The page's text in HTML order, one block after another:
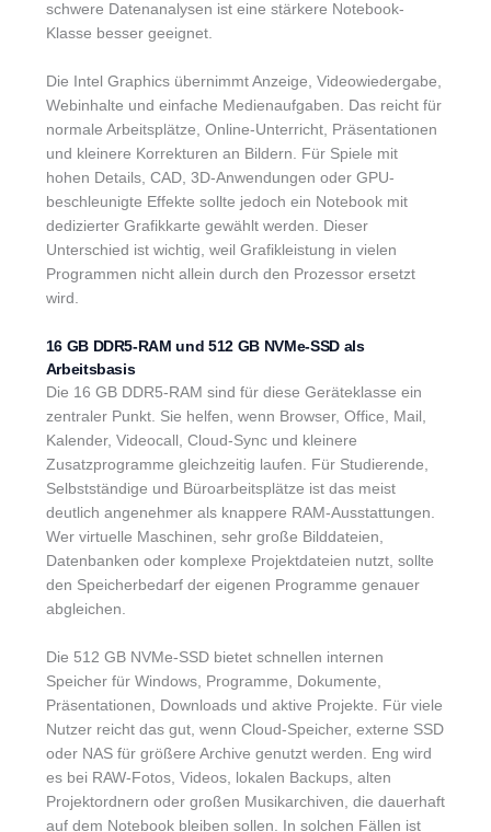
schwere Datenanalysen ist eine stärkere Notebook-
Klasse besser geeignet.
Die Intel Graphics übernimmt Anzeige, Videowiedergabe,
Webinhalte und einfache Medienaufgaben. Das reicht für
normale Arbeitsplätze, Online-Unterricht, Präsentationen
und kleinere Korrekturen an Bildern. Für Spiele mit
hohen Details, CAD, 3D-Anwendungen oder GPU-
beschleunigte Effekte sollte jedoch ein Notebook mit
dedizierter Grafikkarte gewählt werden. Dieser
Unterschied ist wichtig, weil Grafikleistung in vielen
Programmen nicht allein durch den Prozessor ersetzt
wird.
16 GB DDR5-RAM und 512 GB NVMe-SSD als
Arbeitsbasis
Die 16 GB DDR5-RAM sind für diese Geräteklasse ein
zentraler Punkt. Sie helfen, wenn Browser, Office, Mail,
Kalender, Videocall, Cloud-Sync und kleinere
Zusatzprogramme gleichzeitig laufen. Für Studierende,
Selbstständige und Büroarbeitsplätze ist das meist
deutlich angenehmer als knappere RAM-Ausstattungen.
Wer virtuelle Maschinen, sehr große Bilddateien,
Datenbanken oder komplexe Projektdateien nutzt, sollte
den Speicherbedarf der eigenen Programme genauer
abgleichen.
Die 512 GB NVMe-SSD bietet schnellen internen
Speicher für Windows, Programme, Dokumente,
Präsentationen, Downloads und aktive Projekte. Für viele
Nutzer reicht das gut, wenn Cloud-Speicher, externe SSD
oder NAS für größere Archive genutzt werden. Eng wird
es bei RAW-Fotos, Videos, lokalen Backups, alten
Projektordnern oder großen Musikarchiven, die dauerhaft
auf dem Notebook bleiben sollen. In solchen Fällen ist